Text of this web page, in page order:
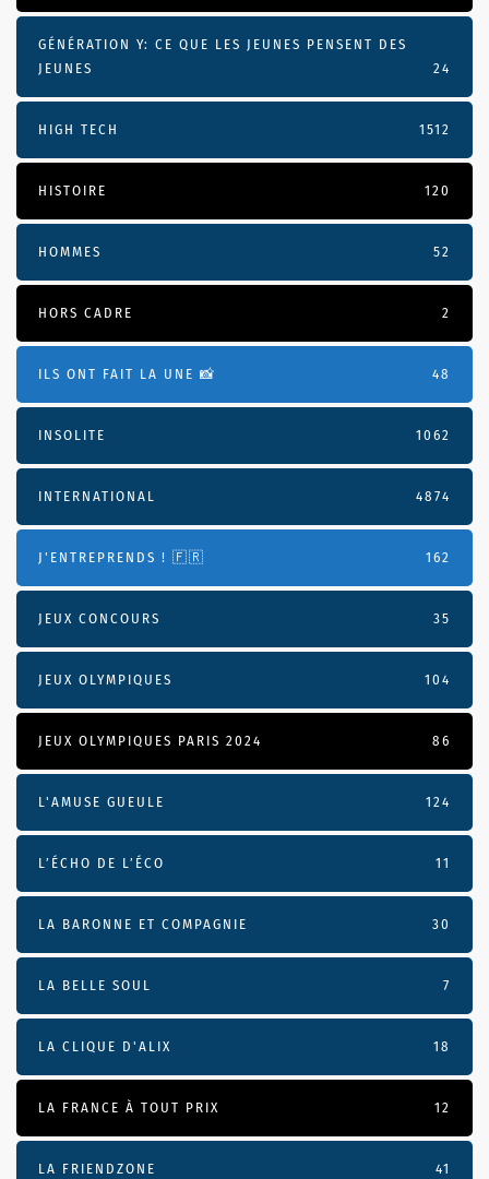
GÉNÉRATION Y: CE QUE LES JEUNES PENSENT DES
JEUNES
24
HIGH TECH 1512
HISTOIRE 120
HOMMES 52
HORS CADRE 2
ILS ONT FAIT LA UNE 📸 48
INSOLITE 1062
INTERNATIONAL 4874
J'ENTREPRENDS ! 🇫🇷 162
JEUX CONCOURS 35
JEUX OLYMPIQUES 104
JEUX OLYMPIQUES PARIS 2024 86
L'AMUSE GUEULE 124
L’ÉCHO DE L’ÉCO 11
LA BARONNE ET COMPAGNIE 30
LA BELLE SOUL 7
LA CLIQUE D'ALIX 18
LA FRANCE À TOUT PRIX 12
LA FRIENDZONE 41